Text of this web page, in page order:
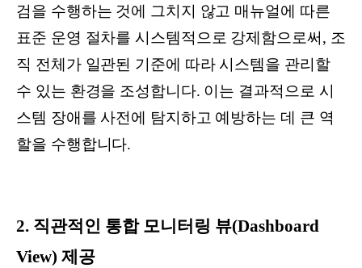
검을 수행하는 것에 그치지 않고 매뉴얼에 따른
표준 운영 절차를 시스템적으로 강제함으로써, 조
직 전체가 일관된 기준에 따라 시스템을 관리할
수 있는 환경을 조성합니다. 이는 결과적으로 시
스템 장애를 사전에 탐지하고 예방하는 데 큰 역
할을 수행합니다.
2. 직관적인 통합 모니터링 뷰(Dashboard
View) 제공